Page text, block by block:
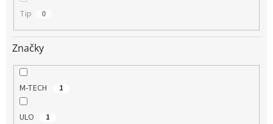
Tip 0
Značky
M-TECH 1
ULO 1